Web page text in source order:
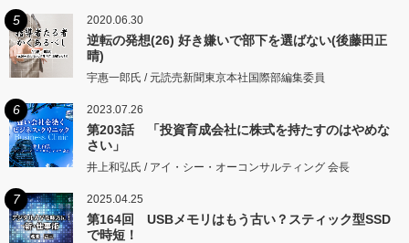
5 2020.06.30
逆転の発想(26) 好き嫌いで部下を選ばない(後藤田正
晴)
宇惠一郎氏 / 元読売新聞東京本社国際部編集委員
6 2023.07.26
第203話 「投資育成会社に株式を持たすのはやめな
さい」
井上和弘氏 / アイ・シー・オーコンサルティング 会長
7 2025.04.25
第164回 USBメモリはもう古い？スティック型SSD
で時短！